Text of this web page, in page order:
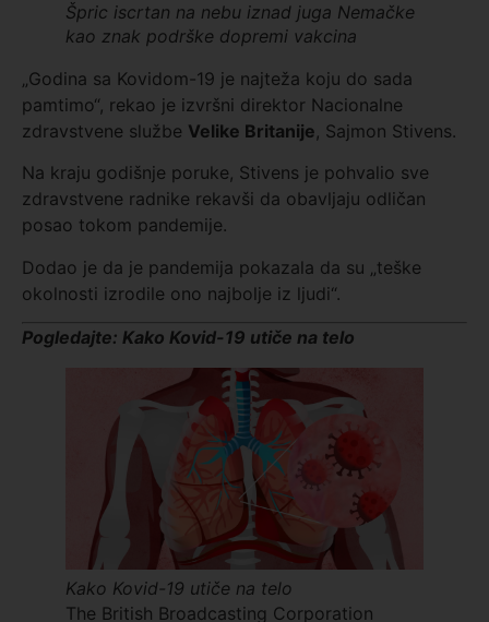
Špric iscrtan na nebu iznad juga Nemačke
kao znak podrške dopremi vakcina
„Godina sa Kovidom-19 je najteža koju do sada
pamtimo“, rekao je izvršni direktor Nacionalne
zdravstvene službe Velike Britanije, Sajmon Stivens.
Na kraju godišnje poruke, Stivens je pohvalio sve
zdravstvene radnike rekavši da obavljaju odličan
posao tokom pandemije.
Dodao je da je pandemija pokazala da su „teške
okolnosti izrodile ono najbolje iz ljudi“.
Pogledajte: Kako Kovid-19 utiče na telo
Kako Kovid-19 utiče na telo
The British Broadcasting Corporation